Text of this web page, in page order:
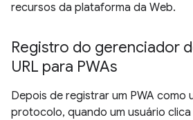
recursos da plataforma da Web.
Registro do gerenciador
URL para PWAs
Depois de registrar um PWA como
protocolo, quando um usuário clica